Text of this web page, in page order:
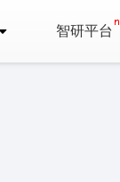
智研平台